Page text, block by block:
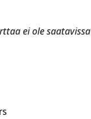
ei ole saatavissa